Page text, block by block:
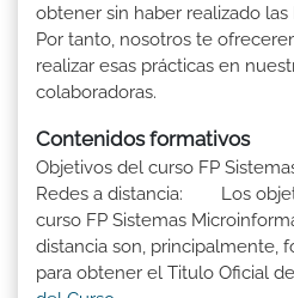
obtener sin haber realizado las
Por tanto, nosotros te
realizar esas prácticas en
colaboradoras.
Contenidos formativos
Objetivos del curso FP
Redes a distancia: Los
curso FP Sistemas
distancia son, principalmente,
para obtener el Titulo Oficial de